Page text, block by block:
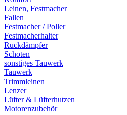
Leinen, Festmacher
Fallen
Festmacher / Poller
Festmacherhalter
Ruckdämpfer
Schoten
sonstiges Tauwerk
Tauwerk
Trimmleinen
Lenzer
Lüfter & Lüfterhutzen
Motorenzubehör